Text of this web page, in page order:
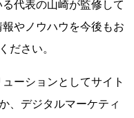
代表の山崎が監修して
やノウハウを今後もお
ださい。
ーションとしてサイト
、デジタルマーケティ